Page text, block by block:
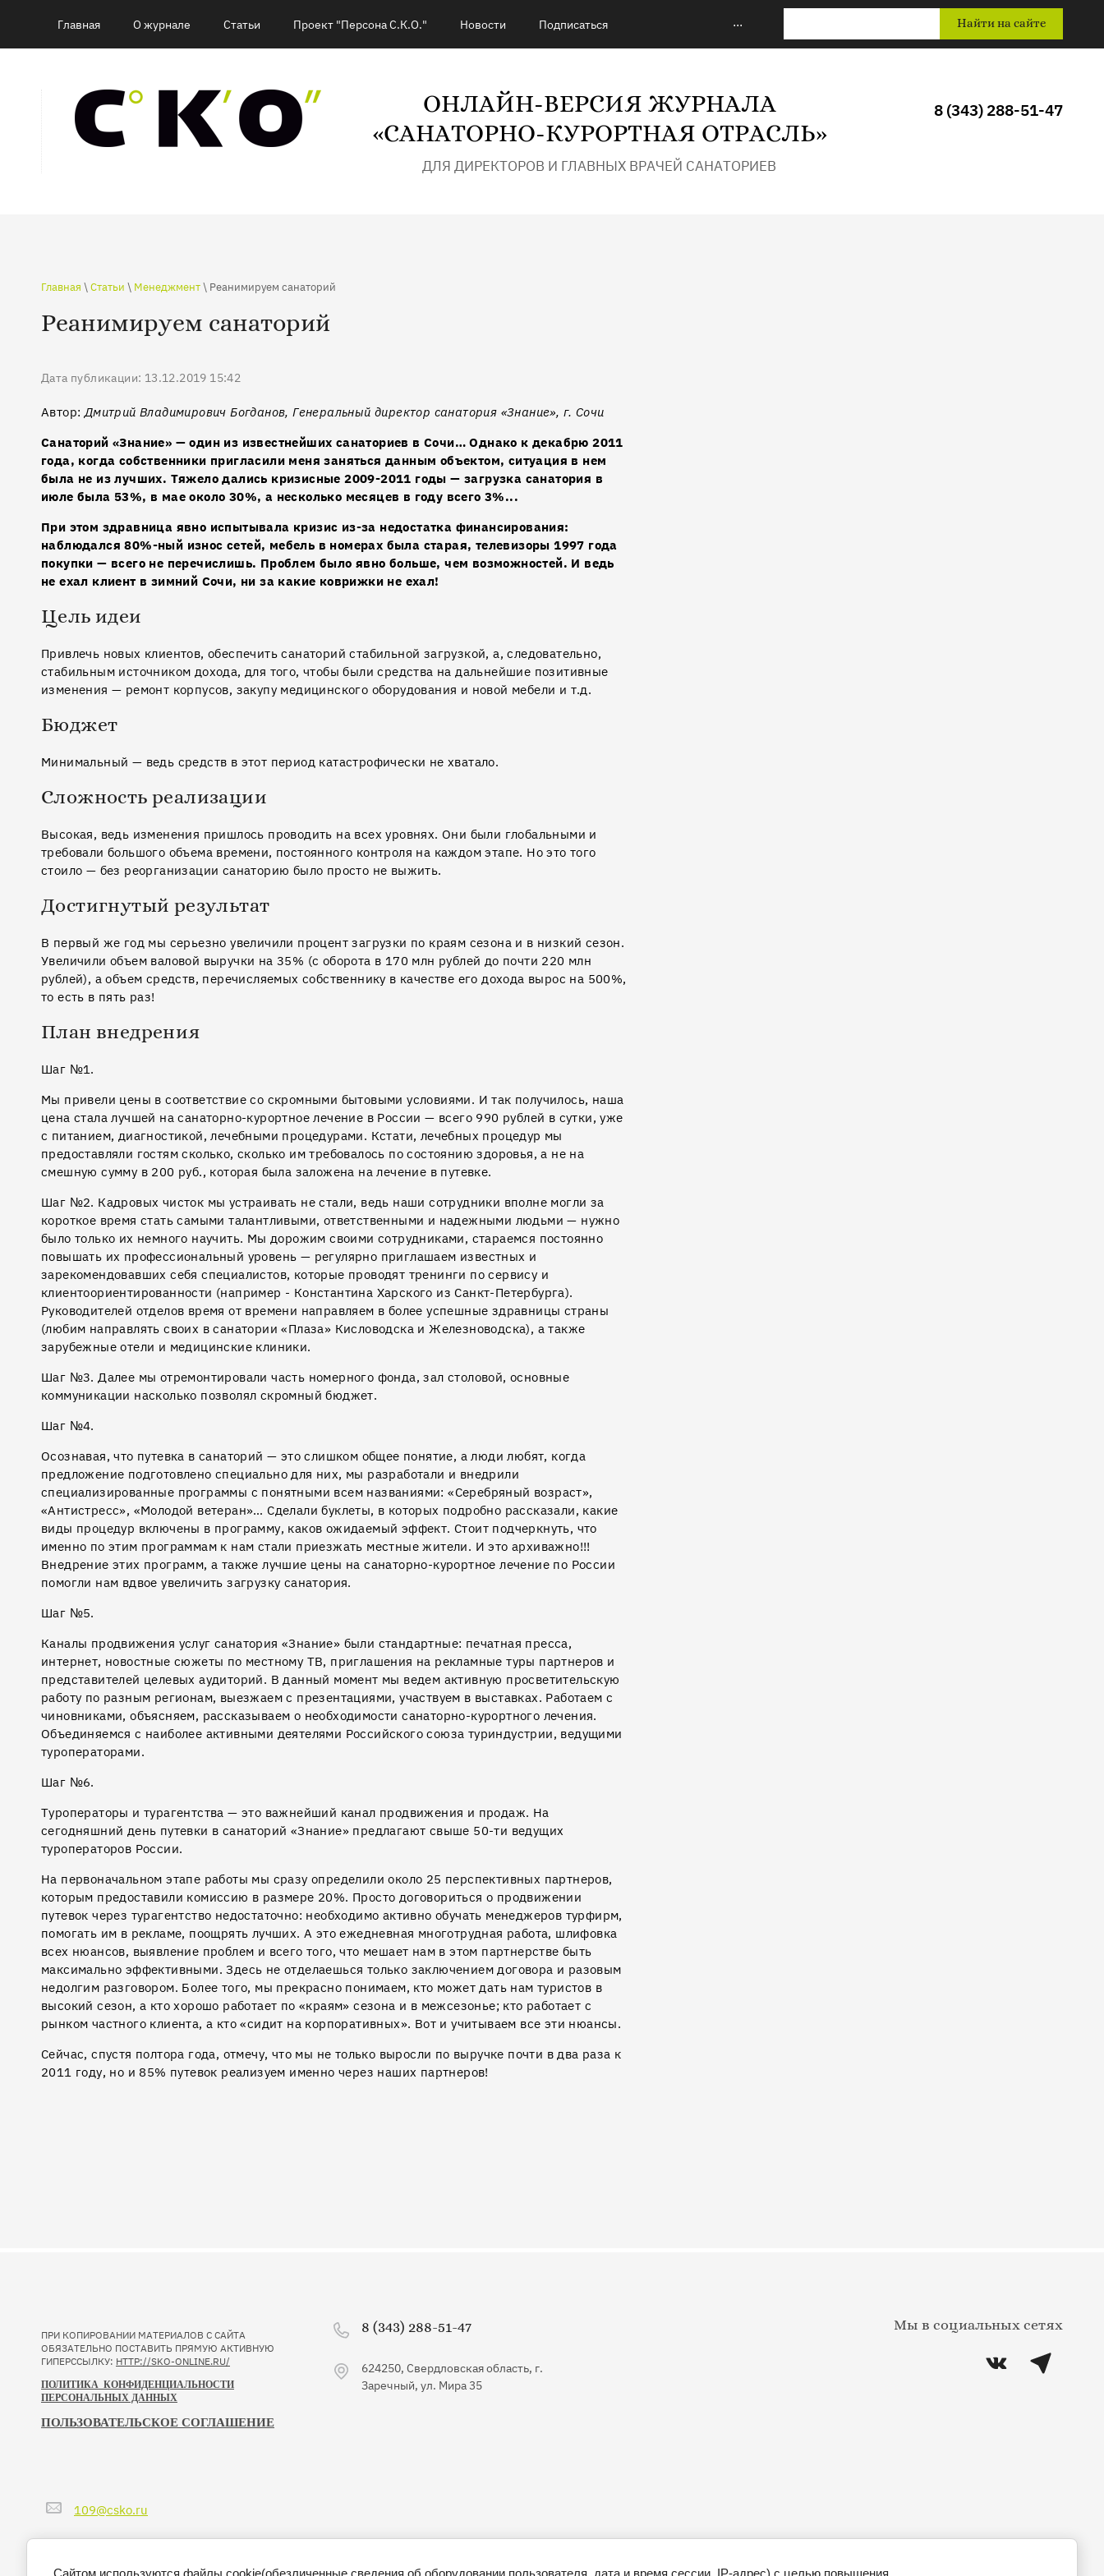
Главная О журнале Статьи Проект "Персона С.К.О." Новости Подписаться ... Найти на сайте
ОНЛАЙН-ВЕРСИЯ ЖУРНАЛА
«САНАТОРНО-КУРОРТНАЯ ОТРАСЛЬ»
ДЛЯ ДИРЕКТОРОВ И ГЛАВНЫХ ВРАЧЕЙ САНАТОРИЕВ
8 (343) 288-51-47
Главная \ Статьи \ Менеджмент\ Реанимируем санаторий
Реанимируем санаторий
Дата публикации: 13.12.2019 15:42
Автор:Дмитрий Владимирович Богданов, Генеральный директор санатория «Знание», г. Сочи
Санаторий «Знание» — один из известнейших санаториев в Сочи… Однако к декабрю 2011
года, когда собственники пригласили меня заняться данным объектом, ситуация в нем
была не из лучших. Тяжело дались кризисные 2009-2011 годы — загрузка санатория в
июле была 53%, в мае около 30%, а несколько месяцев в году всего 3%...
При этом здравница явно испытывала кризис из-за недостатка финансирования:
наблюдался 80%-ный износ сетей, мебель в номерах была старая, телевизоры 1997 года
покупки — всего не перечислишь. Проблем было явно больше, чем возможностей. И ведь
не ехал клиент в зимний Сочи, ни за какие коврижки не ехал!
Цель идеи
Привлечь новых клиентов, обеспечить санаторий стабильной загрузкой, а, следовательно,
стабильным источником дохода, для того, чтобы были средства на дальнейшие позитивные
изменения — ремонт корпусов, закупу медицинского оборудования и новой мебели и т.д.
Бюджет
Минимальный — ведь средств в этот период катастрофически не хватало.
Сложность реализации
Высокая, ведь изменения пришлось проводить на всех уровнях. Они были глобальными и
требовали большого объема времени, постоянного контроля на каждом этапе. Но это того
стоило — без реорганизации санаторию было просто не выжить.
Достигнутый результат
В первый же год мы серьезно увеличили процент загрузки по краям сезона и в низкий сезон.
Увеличили объем валовой выручки на 35% (с оборота в 170 млн рублей до почти 220 млн
рублей), а объем средств, перечисляемых собственнику в качестве его дохода вырос на 500%,
то есть в пять раз!
План внедрения
Шаг №1.
Мы привели цены в соответствие со скромными бытовыми условиями. И так получилось, наша
цена стала лучшей на санаторно-курортное лечение в России — всего 990 рублей в сутки, уже
с питанием, диагностикой, лечебными процедурами. Кстати, лечебных процедур мы
предоставляли гостям сколько, сколько им требовалось по состоянию здоровья, а не на
смешную сумму в 200 руб., которая была заложена на лечение в путевке.
Шаг №2. Кадровых чисток мы устраивать не стали, ведь наши сотрудники вполне могли за
короткое время стать самыми талантливыми, ответственными и надежными людьми — нужно
было только их немного научить. Мы дорожим своими сотрудниками, стараемся постоянно
повышать их профессиональный уровень — регулярно приглашаем известных и
зарекомендовавших себя специалистов, которые проводят тренинги по сервису и
клиентоориентированности (например - Константина Харского из Санкт-Петербурга).
Руководителей отделов время от времени направляем в более успешные здравницы страны
(любим направлять своих в санатории «Плаза» Кисловодска и Железноводска), а также
зарубежные отели и медицинские клиники.
Шаг №3. Далее мы отремонтировали часть номерного фонда, зал столовой, основные
коммуникации насколько позволял скромный бюджет.
Шаг №4.
Осознавая, что путевка в санаторий — это слишком общее понятие, а люди любят, когда
предложение подготовлено специально для них, мы разработали и внедрили
специализированные программы с понятными всем названиями: «Серебряный возраст»,
«Антистресс», «Молодой ветеран»… Сделали буклеты, в которых подробно рассказали, какие
виды процедур включены в программу, каков ожидаемый эффект. Стоит подчеркнуть, что
именно по этим программам к нам стали приезжать местные жители. И это архиважно!!!
Внедрение этих программ, а также лучшие цены на санаторно-курортное лечение по России
помогли нам вдвое увеличить загрузку санатория.
Шаг №5.
Каналы продвижения услуг санатория «Знание» были стандартные: печатная пресса,
интернет, новостные сюжеты по местному ТВ, приглашения на рекламные туры партнеров и
представителей целевых аудиторий. В данный момент мы ведем активную просветительскую
работу по разным регионам, выезжаем с презентациями, участвуем в выставках. Работаем с
чиновниками, объясняем, рассказываем о необходимости санаторно-курортного лечения.
Объединяемся с наиболее активными деятелями Российского союза туриндустрии, ведущими
туроператорами.
Шаг №6.
Туроператоры и турагентства — это важнейший канал продвижения и продаж. На
сегодняшний день путевки в санаторий «Знание» предлагают свыше 50-ти ведущих
туроператоров России.
На первоначальном этапе работы мы сразу определили около 25 перспективных партнеров,
которым предоставили комиссию в размере 20%. Просто договориться о продвижении
путевок через турагентство недостаточно: необходимо активно обучать менеджеров турфирм,
помогать им в рекламе, поощрять лучших. А это ежедневная многотрудная работа, шлифовка
всех нюансов, выявление проблем и всего того, что мешает нам в этом партнерстве быть
максимально эффективными. Здесь не отделаешься только заключением договора и разовым
недолгим разговором. Более того, мы прекрасно понимаем, кто может дать нам туристов в
высокий сезон, а кто хорошо работает по «краям» сезона и в межсезонье; кто работает с
рынком частного клиента, а кто «сидит на корпоративных». Вот и учитываем все эти нюансы.
Сейчас, спустя полтора года, отмечу, что мы не только выросли по выручке почти в два раза к
2011 году, но и 85% путевок реализуем именно через наших партнеров!
ПРИ КОПИРОВАНИИ МАТЕРИАЛОВ С САЙТА
ОБЯЗАТЕЛЬНО ПОСТАВИТЬ ПРЯМУЮ АКТИВНУЮ
ГИПЕРССЫЛКУ: HTTP://SKO-ONLINE.RU/
ПОЛИТИКА КОНФИДЕНЦИАЛЬНОСТИ
ПЕРСОНАЛЬНЫХ ДАННЫХ
ПОЛЬЗОВАТЕЛЬСКОЕ СОГЛАШЕНИЕ
109@csko.ru
8 (343) 288-51-47
624250, Свердловская область, г.
Заречный, ул. Мира 35
Мы в социальных сетях
Сайтом используются файлы cookie(обезличенные сведения об оборудовании пользователя, дата и время сессии, IP-адрес) с целью повышения